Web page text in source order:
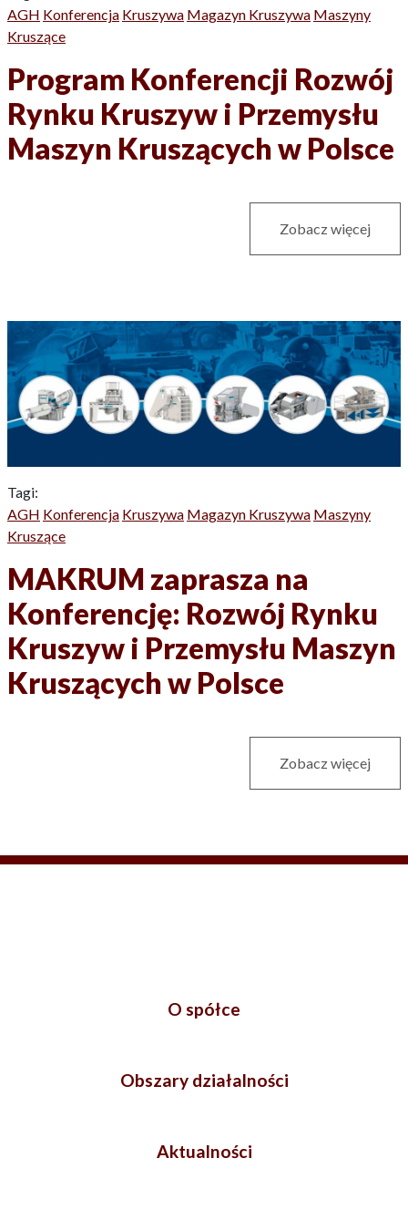
AGH Konferencja Kruszywa Magazyn Kruszywa Maszyny
Kruszące
Program Konferencji Rozwój
Rynku Kruszyw i Przemysłu
Maszyn Kruszących w Polsce
Zobacz więcej
Tagi:
AGH Konferencja Kruszywa Magazyn Kruszywa Maszyny
Kruszące
MAKRUM zaprasza na
Konferencję: Rozwój Rynku
Kruszyw i Przemysłu Maszyn
Kruszących w Polsce
Zobacz więcej
O spółce
Obszary działalności
Aktualności